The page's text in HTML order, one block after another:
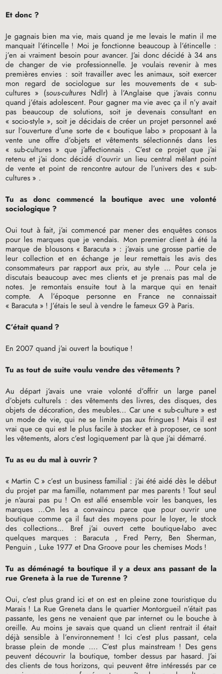
Et donc ?
Je gagnais bien ma vie, mais quand je me levais le matin il me
manquait l’étincelle ! Moi je fonctionne beaucoup à l’étincelle :
j’en ai vraiment besoin pour avancer. J’ai donc décidé à 34 ans
de changer de vie professionnelle. Je voulais revenir à mes
premières envies : soit travailler avec les animaux, soit exercer
mon regard de sociologue sur les mouvements de « sub-
cultures » (sous-cultures Ndlr) à l’Anglaise que j’avais connu
quand j’étais adolescent. Pour gagner ma vie avec ça il n’y avait
pas beaucoup de solutions, soit je devenais consultant en
« socio-style », soit je décidais de créer un projet personnel axé
sur l’ouverture d’une sorte de « boutique labo » proposant à la
vente une offre d’objets et vêtements sélectionnés dans les
« sub-cultures » que j’affectionnais . C’est ce projet que j’ai
retenu et j’ai donc décidé d’ouvrir un lieu central mêlant point
de vente et point de rencontre autour de l’univers des « sub-
cultures » .
Tu as donc commencé la boutique avec une volonté
sociologique ?
Oui tout à fait, j’ai commencé par mener des enquêtes consos
pour les marques que je vendais. Mon premier client à été la
marque de blousons « Baracuta » : j’avais une grosse partie de
leur collection et en échange je leur remettais les avis des
consommateurs par rapport aux prix, au style … Pour cela je
discutais beaucoup avec mes clients et je prenais pas mal de
notes. Je remontais ensuite tout à la marque qui en tenait
compte. A l’époque personne en France ne connaissait
« Baracuta » ! J’étais le seul à vendre le fameux G9 à Paris.
C’était quand ?
En 2007 quand j’ai ouvert la boutique !
Tu as tout de suite voulu vendre des vêtements ?
Au départ j’avais une vraie volonté d’offrir un large panel
d’objets culturels : des vêtements des livres, des disques, des
objets de décoration, des meubles… Car une « sub-culture » est
un mode de vie, qui ne se limite pas aux fringues ! Mais il est
vrai que ce qui est le plus facile à stocker et à proposer, ce sont
les vêtements, alors c’est logiquement par là que j’ai démarré.
Tu as eu du mal à ouvrir ?
« Martin C » c’est un business familial : j’ai été aidé dès le début
du projet par ma famille, notamment par mes parents ! Tout seul
je n’aurai pas pu ! On est allé ensemble voir les banques, les
marques …On les a convaincu parce que pour ouvrir une
boutique comme ça il faut des moyens pour le loyer, le stock
des collections… Bref j’ai ouvert cette boutique-labo avec
quelques marques : Baracuta , Fred Perry, Ben Sherman,
Penguin , Luke 1977 et Dna Groove pour les chemises Mods !
Tu as déménagé ta boutique il y a deux ans passant de la
rue Greneta à la rue de Turenne ?
Oui, c’est plus grand ici et on est en pleine zone touristique du
Marais ! La Rue Greneta dans le quartier Montorgueil n’était pas
passante, les gens ne venaient que par internet ou le bouche à
oreille. Au moins je savais que quand un client rentrait il était
déjà sensible à l’environnement ! Ici c’est plus passant, cela
brasse plein de monde …. C’est plus mainstream ! Des gens
peuvent découvrir la boutique, tomber dessus par hasard. J’ai
des clients de tous horizons, qui peuvent être intéressés par ce